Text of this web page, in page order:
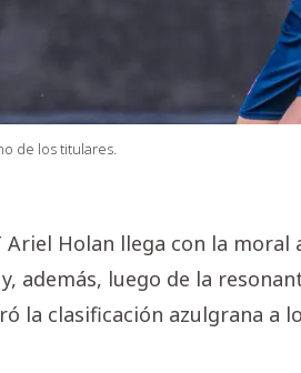
de los titulares.
Holan llega con la
además, luego de la
la clasificación azulgrana a